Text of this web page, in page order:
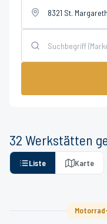
32 Werkstätten
Liste Karte